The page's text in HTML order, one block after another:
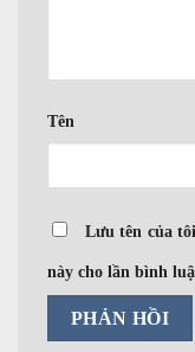
Tên
Lưu tên của
này cho lần bình